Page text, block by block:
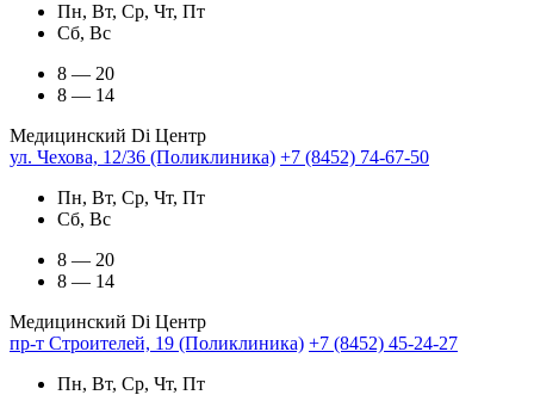
Пн, Вт, Ср, Чт, Пт
Сб, Вс
8 — 20
8 — 14
Медицинский Di Центр
ул. Чехова, 12/36 (Поликлиника) +7 (8452) 74-67-50
Пн, Вт, Ср, Чт, Пт
Сб, Вс
8 — 20
8 — 14
Медицинский Di Центр
пр-т Строителей, 19 (Поликлиника) +7 (8452) 45-24-27
Пн, Вт, Ср, Чт, Пт